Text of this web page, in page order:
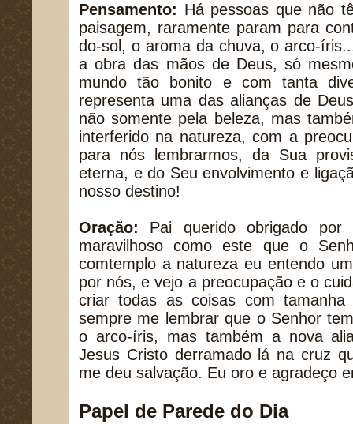
Pensamento: Há pessoas que não
paisagem, raramente param para
do-sol, o aroma da chuva, o arco-
a obra das mãos de Deus, só
mundo tão bonito e com tanta
representa uma das alianças de
não somente pela beleza, mas
interferido na natureza, com a
para nós lembrarmos, da Sua
eterna, e do Seu envolvimento e
nosso destino!
Oração: Pai querido obrigado
maravilhoso como este que o
comtemplo a natureza eu entendo
por nós, e vejo a preocupação e o
criar todas as coisas com
sempre me lembrar que o Senhor
o arco-íris, mas também a nova
Jesus Cristo derramado lá na cruz
me deu salvação. Eu oro e agradeço
Papel de Parede do Dia